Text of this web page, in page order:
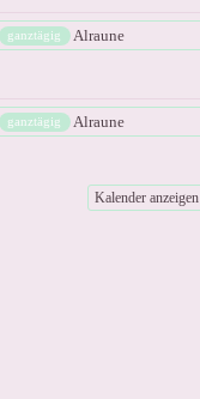
ganztägig Alraune
ganztägig Alraune
Kalender anzeigen